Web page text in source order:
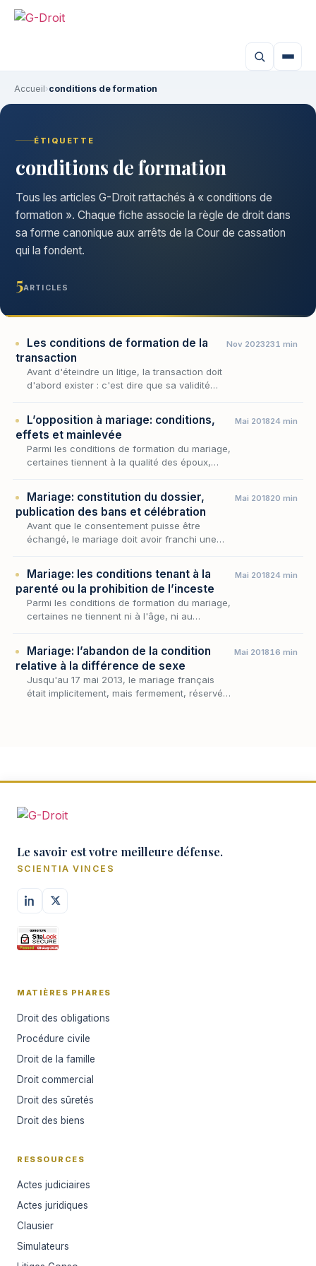
Aller
Accueil›conditions de formation
ÉTIQUETTE
conditions de formation
Tous les articles G-Droit rattachés à « conditions de
formation ». Chaque fiche associe la règle de droit dans
sa forme canonique aux arrêts de la Cour de cassation
qui la fondent.
5ARTICLES
Les conditions de formation de la
transaction
Avant d'éteindre un litige, la transaction doit
d'abord exister : c'est dire que sa validité
transa…
Nov 2023231 min
L’opposition à mariage: conditions,
effets et mainlevée
Parmi les conditions de formation du mariage,
certaines tiennent à la qualité des époux,
Mai 201824 min
Mariage: constitution du dossier,
publication des bans et célébration
Avant que le consentement puisse être
échangé, le mariage doit avoir franchi une
réalité d…
Mai 201820 min
Mariage: les conditions tenant à la
parenté ou la prohibition de l’inceste
Parmi les conditions de formation du mariage,
certaines ne tiennent ni à l'âge, ni au
le…
Mai 201824 min
Mariage: l’abandon de la condition
relative à la différence de sexe
Jusqu'au 17 mai 2013, le mariage français
était implicitement, mais fermement, réservé
Mai 201816 min
Le savoir est votre meilleure défense.
SCIENTIA VINCES
MATIÈRES PHARES
Droit des obligations
Procédure civile
Droit de la famille
Droit commercial
Droit des sûretés
Droit des biens
RESSOURCES
Actes judiciaires
Actes juridiques
Clausier
Simulateurs